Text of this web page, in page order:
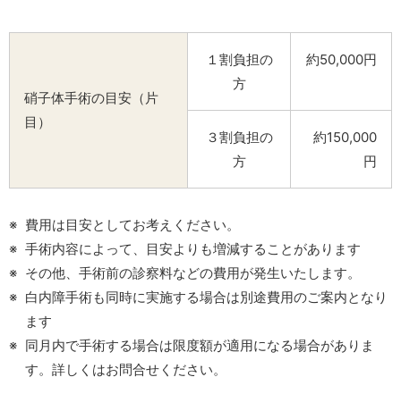
硝子体手術の目安（片
目）
１割負担の
方
約50,000円
３割負担の
方
約150,000
円
費用は目安としてお考えください。
手術内容によって、目安よりも増減することがあります
その他、手術前の診察料などの費用が発生いたします。
白内障手術も同時に実施する場合は別途費用のご案内となり
ます
同月内で手術する場合は限度額が適用になる場合がありま
す。詳しくはお問合せください。